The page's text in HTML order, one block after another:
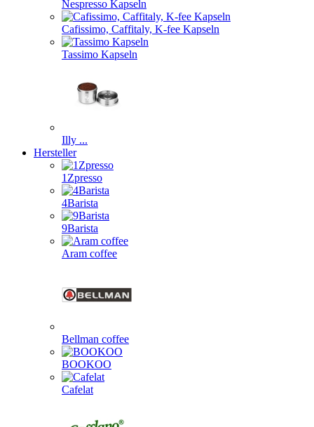
Nespresso Kapseln
Cafissimo, Caffitaly, K-fee Kapseln
Tassimo Kapseln
Illy ...
Hersteller
1Zpresso
4Barista
9Barista
Aram coffee
Bellman coffee
BOOKOO
Cafelat